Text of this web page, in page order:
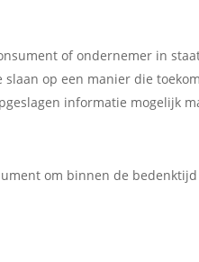
of ondernemer in
op een manier die
informatie mogelijk
om binnen de